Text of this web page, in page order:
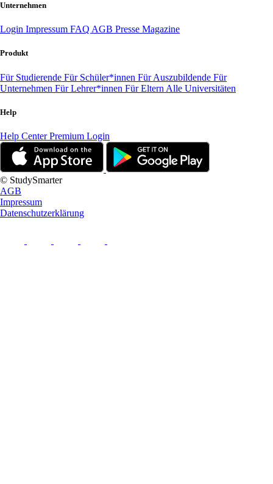
Unternehmen
Login Impressum FAQ AGB Presse Magazine
Produkt
Für Studierende Für Schüler*innen Für Auszubildende Für
Unternehmen Für Lehrer*innen Für Eltern Alle Universitäten
Help
Help CenterPremium Login
© StudySmarter
AGB
Impressum
Datenschutzerklärung